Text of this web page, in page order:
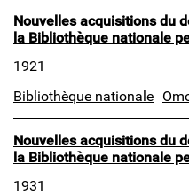
Nouvelles acquisitions du
la Bibliothèque nationale
1921
Bibliothèque nationale
Nouvelles acquisitions du
la Bibliothèque nationale
1931